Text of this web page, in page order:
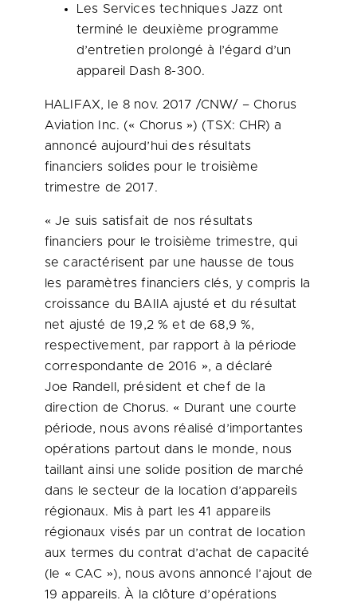
Les Services techniques Jazz ont
terminé le deuxième programme
d’entretien prolongé à l’égard d’un
appareil Dash 8-300.
HALIFAX, le 8 nov. 2017 /CNW/ – Chorus
Aviation Inc. (« Chorus ») (TSX: CHR) a
annoncé aujourd’hui des résultats
financiers solides pour le troisième
trimestre de 2017.
« Je suis satisfait de nos résultats
financiers pour le troisième trimestre, qui
se caractérisent par une hausse de tous
les paramètres financiers clés, y compris la
croissance du BAIIA ajusté et du résultat
net ajusté de 19,2 % et de 68,9 %,
respectivement, par rapport à la période
correspondante de 2016 », a déclaré
Joe Randell, président et chef de la
direction de Chorus. « Durant une courte
période, nous avons réalisé d’importantes
opérations partout dans le monde, nous
taillant ainsi une solide position de marché
dans le secteur de la location d’appareils
régionaux. Mis à part les 41 appareils
régionaux visés par un contrat de location
aux termes du contrat d’achat de capacité
(le « CAC »), nous avons annoncé l’ajout de
19 appareils. À la clôture d’opérations